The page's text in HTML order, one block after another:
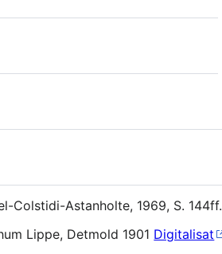
Colstidi-Astanholte, 1969, S. 144ff.
Lippe, Detmold 1901 Digitalisat